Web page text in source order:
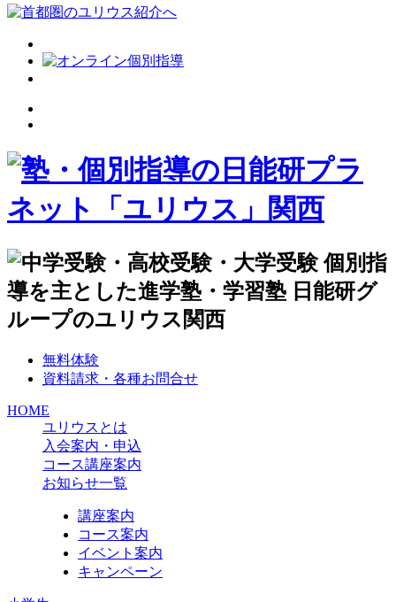
無料体験
資料請求・各種お問合せ
HOME
ユリウスとは
入会案内・申込
コース講座案内
お知らせ一覧
講座案内
コース案内
イベント案内
キャンペーン